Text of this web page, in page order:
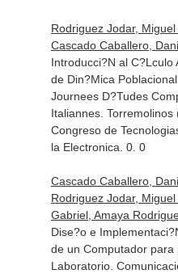
Rodriguez Jodar,
Cascado Caballero,
Introducci?N al
de Din?Mica
Journees D?Tudes
Italiannes.
Congreso de
la Electronica. 0. 0
Cascado Caballero,
Rodriguez Jodar,
Gabriel, Amaya
Dise?o e
de un Computador para
Laboratorio.